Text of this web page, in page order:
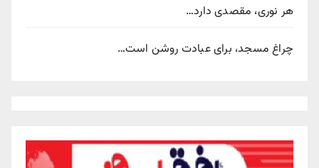
هر نوری، مقصدی دارد…
چراغ مسجد، برای عبادت روشن است…